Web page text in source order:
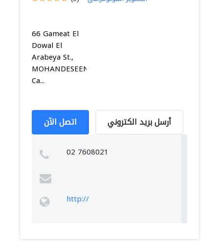
66 Gameat El
Dowal El
Arabeya St.,
MOHANDESEEN,
Ca...
اتصل الآن أرسل بريد الكتروني
02 7608021
http://